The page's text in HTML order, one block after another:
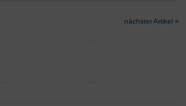
nächster Artikel »